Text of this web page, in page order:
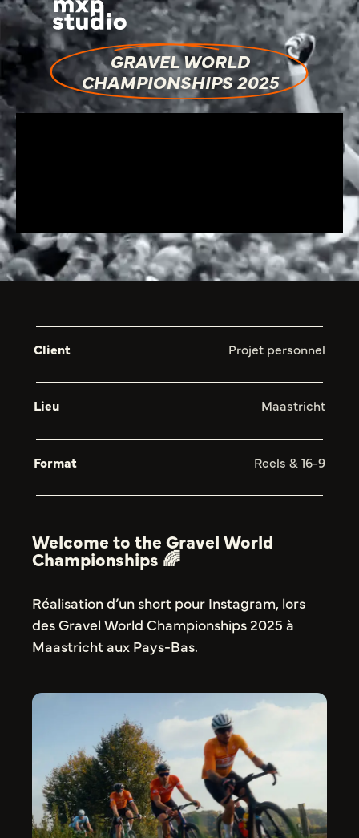
GRAVEL WORLD
CHAMPIONSHIPS 2025
Client Projet personnel
Lieu Maastricht
Format Reels & 16-9
Welcome to the Gravel World
Championships 🌈
Réalisation d’un short pour Instagram, lors
des Gravel World Championships 2025 à
Maastricht aux Pays-Bas.